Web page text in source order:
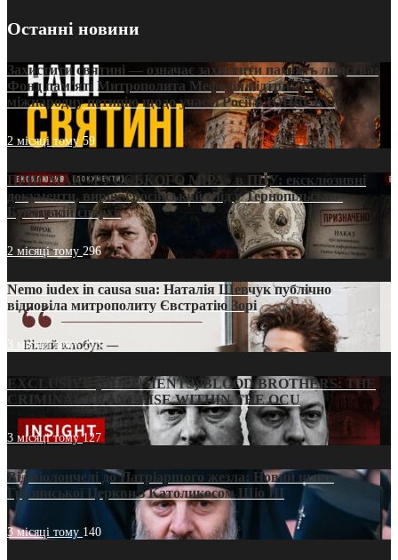
Останні новини
Захистити святині — означає захистити пам’ять людства:
Фонд пам’яті Митрополита Мефодія підтримує
міжнародну петицію щодо участі Росії в ЮНЕСКО
2 місяці тому59
ПРИСМАК «РУССЬКОГО МІРА» в ПЦУ: ексклюзивні
документи, вирок і російський слід у Тернопільсько-
Бучацькій єпархії
2 місяці тому 296
Nemo iudex in causa sua: Наталія Шевчук публічно
відповіла митрополиту Євстратію Зорі
3 місяці тому213
EXCLUSIVE (DOCUMENTS)/BLOOD BROTHERS: THE
CRIMINAL FRANCHISE WITHIN THE OCU
3 місяці тому127
Від віолончелі до Патріаршого жезла: Новий шлях
Грузинської Церкви з Католикосом Шіо III
3 місяці тому 140